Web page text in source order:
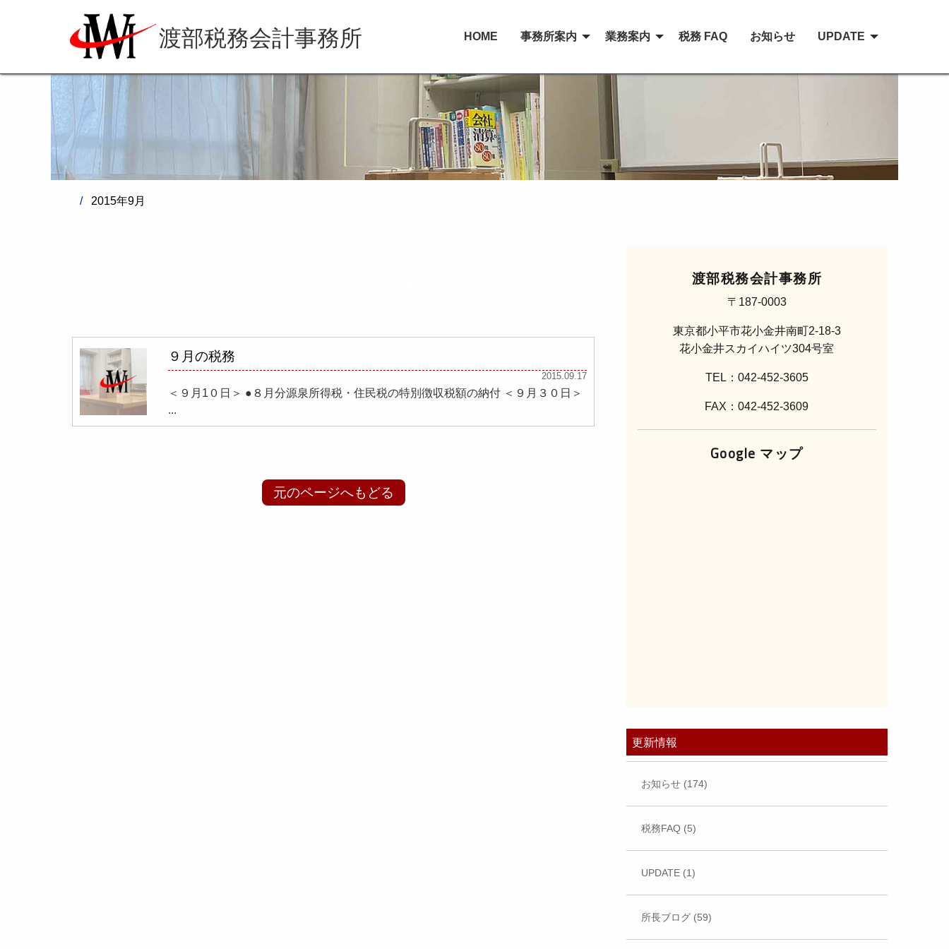
渡部税務会計事務所 HOME 事務所案内 業務案内 税務 FAQ お知らせ UPDATE
2015年9月
９月の税務
2015.09.17
＜９月1０日＞ ●８月分源泉所得税・住民税の特別徴収税額の納付 ＜９月３０日＞
...
元のページへもどる
渡部税務会計事務所
〒187-0003
東京都小平市花小金井南町2-18-3
花小金井スカイハイツ304号室
TEL：042-452-3605
FAX：042-452-3609
Google マップ
更新情報
お知らせ (174)
税務FAQ (5)
UPDATE (1)
所長ブログ (59)